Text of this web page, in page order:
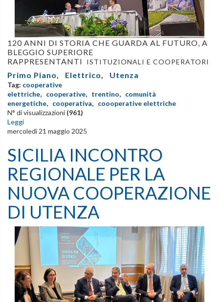
120 ANNI DI STORIA CHE GUARDA AL FUTURO, A
BLEGGIO SUPERIORE
RAPPRESENTANTI
ISTITUZIONALI E COOPERATORI
Primo Piano, Elettrico, Utenza
Tag: cooperative
elettriche, cooperative, trentino, comunità
energetiche, cooperativa, coooperative elettriche
N° di visualizzazioni (961)
Leggi
mercoledì 21 maggio 2025
SICILIA INCONTRO
REGIONALE PER LA
NUOVA COOPERAZIONE
DI UTENZA